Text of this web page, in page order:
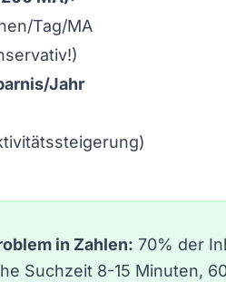
Tag/MA
Jahr
)
in Zahlen: 70% der
Suchzeit 8-15 Minuten,